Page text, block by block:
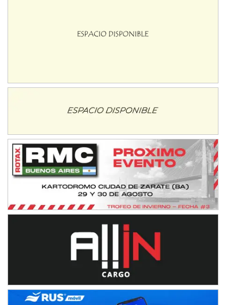
Villaguay (Entre Ríos)
VICTORIENSE - F7
PATAGONICO - F6
Moto Club Reginense (Tierra)
Gral. E. Godoy (Río Negro)
Humboldt (Santa Fe)
Ciudad de Avellaneda (Asfalto)
SUR SANTAFESINO - F4
TUCUMANO - F5